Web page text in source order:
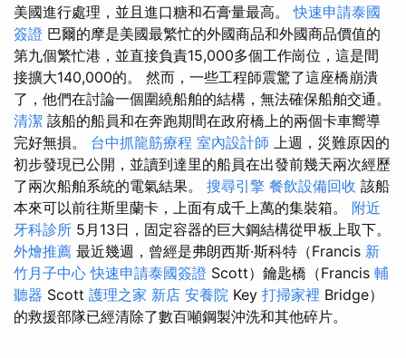
美國進行處理，並且進口糖和石膏量最高。快速申請泰國
簽證 巴爾的摩是美國最繁忙的外國商品和外國商品價值的
第九個繁忙港，並直接負責15,000多個工作崗位，這是間
接擴大140,000的。 然而，一些工程師震驚了這座橋崩潰
了，他們在討論一個圍繞船舶的結構，無法確保船舶交通。
清潔 該船的船員和在奔跑期間在政府橋上的兩個卡車嚮導
完好無損。 台中抓龍筋療程 室內設計師 上週，災難原因的
初步發現已公開，並讀到達里的船員在出發前幾天兩次經歷
了兩次船舶系統的電氣結果。 搜尋引擎 餐飲設備回收 該船
本來可以前往斯里蘭卡，上面有成千上萬的集裝箱。 附近
牙科診所 5月13日，固定容器的巨大鋼結構從甲板上取下。
外燴推薦 最近幾週，曾經是弗朗西斯·斯科特（Francis 新
竹月子中心 快速申請泰國簽證 Scott）鑰匙橋（Francis 輔
聽器 Scott 護理之家 新店 安養院 Key 打掃家裡 Bridge）
的救援部隊已經清除了數百噸鋼製沖洗和其他碎片。